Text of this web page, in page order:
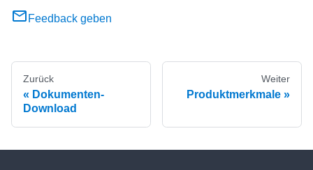
Feedback geben
Zurück
Dokumenten-
Download
Weiter
Produktmerkmale